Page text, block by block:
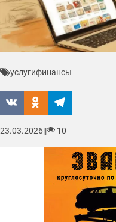
услугифинансы
23.03.2026|| 10